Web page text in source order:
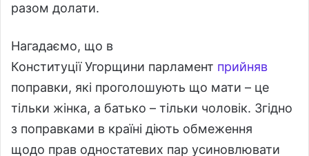
разом долати.
Нагадаємо, що в
Конституції Угорщини парламент прийняв
поправки, які проголошують що мати – це
тільки жінка, а батько – тільки чоловік. Згідно
з поправками в країні діють обмеження
щодо прав одностатевих пар усиновлювати